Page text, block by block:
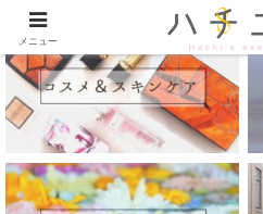
メニュー